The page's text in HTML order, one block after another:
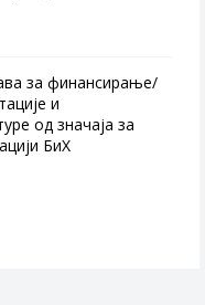
за финансирање/
и
од значаја за
БиХ